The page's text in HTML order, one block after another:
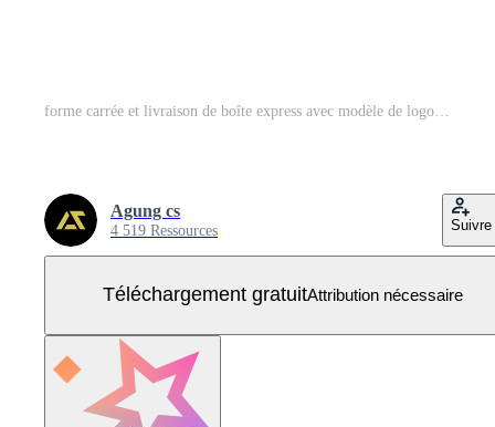
Agung cs
4 519 Ressources Suivre
Téléchargement gratuitAttribution nécessaire